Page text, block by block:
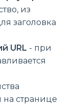
из
заголовка
URL - при
странице